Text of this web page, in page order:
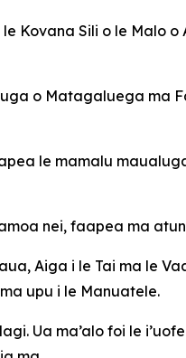
Kovana Sili o le Malo
o Matagaluega ma
le mamalu
nei, faapea ma
Aiga i le Tai ma le
upu i le Manuatele.
Ua ma’alo foi le